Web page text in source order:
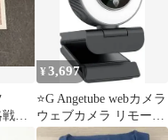
争
ヒ
¥3,697
⭐️G Angetube webカメラ
ウェブカメラ リモート
G53